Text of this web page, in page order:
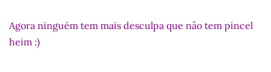
Agora ninguém tem mais desculpa que não tem pincel
heim :)